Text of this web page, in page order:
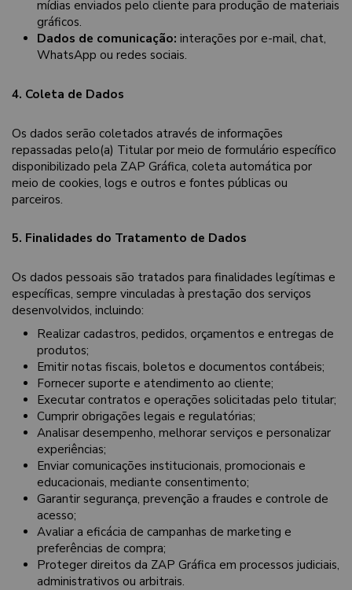
mídias enviados pelo cliente para produção de materiais
gráficos.
Dados de comunicação: interações por e-mail, chat,
WhatsApp ou redes sociais.
4. Coleta de Dados
Os dados serão coletados através de informações
repassadas pelo(a) Titular por meio de formulário específico
disponibilizado pela ZAP Gráfica, coleta automática por
meio de cookies, logs e outros e fontes públicas ou
parceiros.
5. Finalidades do Tratamento de Dados
Os dados pessoais são tratados para finalidades legítimas e
específicas, sempre vinculadas à prestação dos serviços
desenvolvidos, incluindo:
Realizar cadastros, pedidos, orçamentos e entregas de
produtos;
Emitir notas fiscais, boletos e documentos contábeis;
Fornecer suporte e atendimento ao cliente;
Executar contratos e operações solicitadas pelo titular;
Cumprir obrigações legais e regulatórias;
Analisar desempenho, melhorar serviços e personalizar
experiências;
Enviar comunicações institucionais, promocionais e
educacionais, mediante consentimento;
Garantir segurança, prevenção a fraudes e controle de
acesso;
Avaliar a eficácia de campanhas de marketing e
preferências de compra;
Proteger direitos da ZAP Gráfica em processos judiciais,
administrativos ou arbitrais.